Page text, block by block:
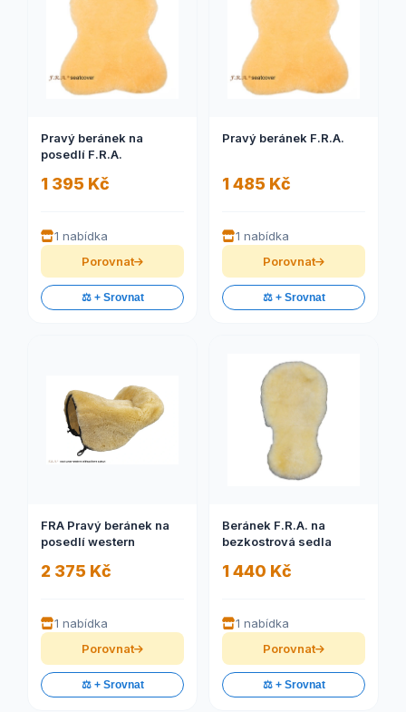
Pravý beránek na
posedlí F.R.A.
1 395 Kč
1 nabídka
Porovnat
⚖️ + Srovnat
Pravý beránek F.R.A.
1 485 Kč
1 nabídka
Porovnat
⚖️ + Srovnat
FRA Pravý beránek na
posedlí western
2 375 Kč
1 nabídka
Porovnat
⚖️ + Srovnat
Beránek F.R.A. na
bezkostrová sedla
1 440 Kč
1 nabídka
Porovnat
⚖️ + Srovnat